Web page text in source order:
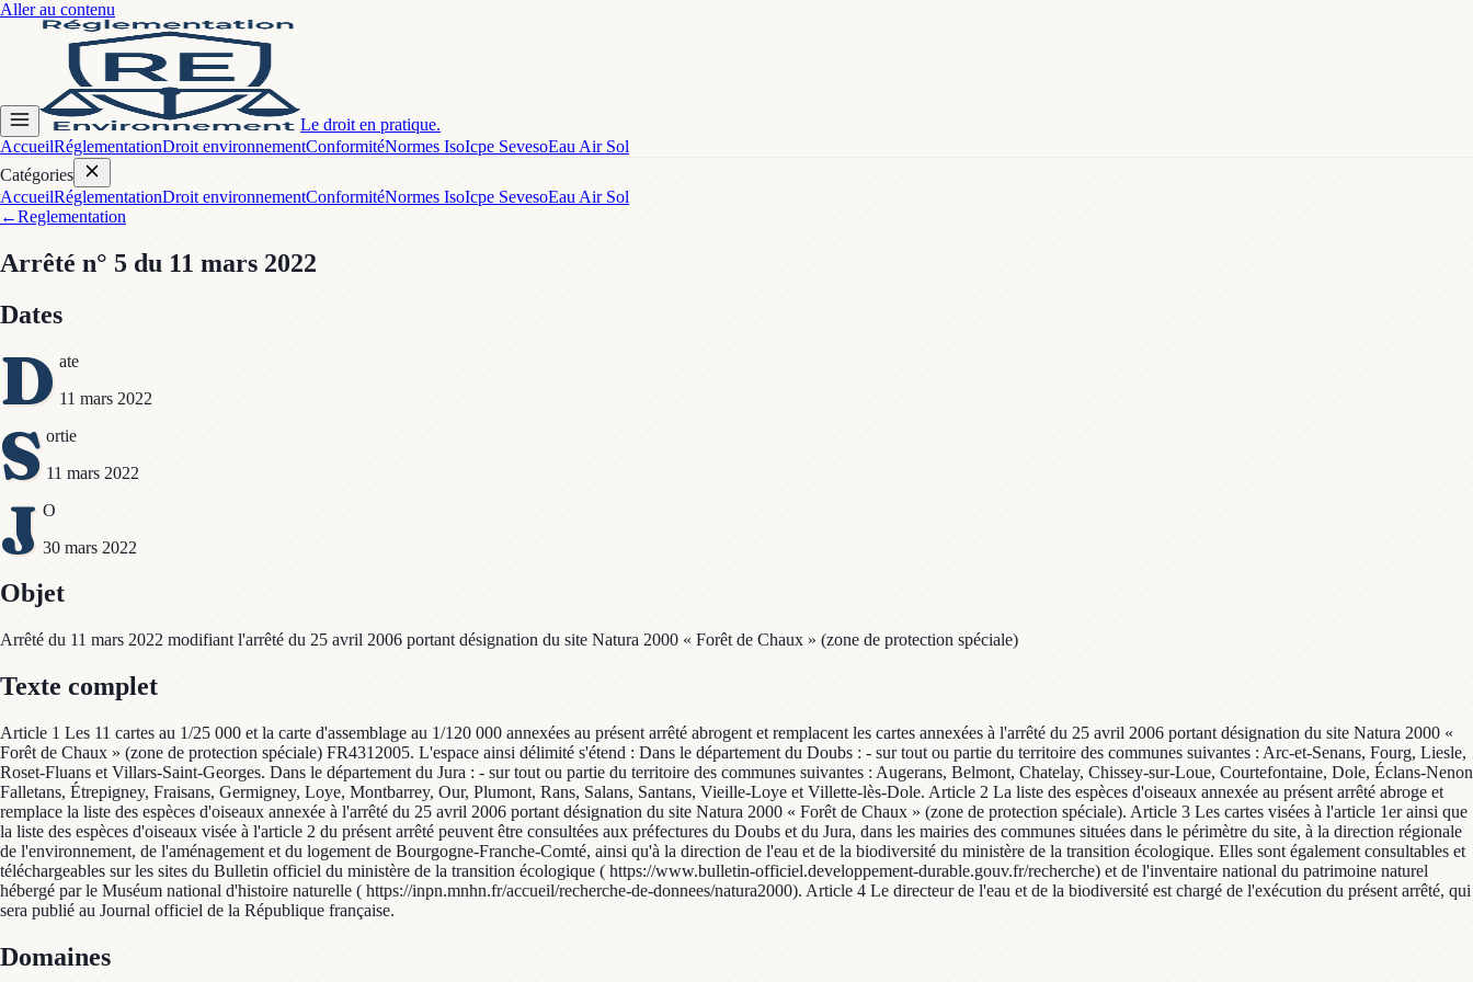
Aller au contenu
Le droit en pratique.
AccueilRéglementationDroit environnementConformitéNormes IsoIcpe SevesoEau Air Sol
Catégories
AccueilRéglementationDroit environnementConformitéNormes IsoIcpe SevesoEau Air Sol
←Reglementation
Arrêté n° 5 du 11 mars 2022
Dates
D ate
11 mars 2022
S ortie
11 mars 2022
J O
30 mars 2022
Objet
Arrêté du 11 mars 2022 modifiant l'arrêté du 25 avril 2006 portant désignation du site Natura 2000 « Forêt de Chaux » (zone de protection spéciale)
Texte complet
Article 1 Les 11 cartes au 1/25 000 et la carte d'assemblage au 1/120 000 annexées au présent arrêté abrogent et remplacent les cartes annexées à l'arrêté du 25 avril 2006 portant désignation du site Natura 2000 «
Forêt de Chaux » (zone de protection spéciale) FR4312005. L'espace ainsi délimité s'étend : Dans le département du Doubs : - sur tout ou partie du territoire des communes suivantes : Arc-et-Senans, Fourg, Liesle,
Roset-Fluans et Villars-Saint-Georges. Dans le département du Jura : - sur tout ou partie du territoire des communes suivantes : Augerans, Belmont, Chatelay, Chissey-sur-Loue, Courtefontaine, Dole, Éclans-Nenon
Falletans, Étrepigney, Fraisans, Germigney, Loye, Montbarrey, Our, Plumont, Rans, Salans, Santans, Vieille-Loye et Villette-lès-Dole. Article 2 La liste des espèces d'oiseaux annexée au présent arrêté abroge et
remplace la liste des espèces d'oiseaux annexée à l'arrêté du 25 avril 2006 portant désignation du site Natura 2000 « Forêt de Chaux » (zone de protection spéciale). Article 3 Les cartes visées à l'article 1er ainsi que
la liste des espèces d'oiseaux visée à l'article 2 du présent arrêté peuvent être consultées aux préfectures du Doubs et du Jura, dans les mairies des communes situées dans le périmètre du site, à la direction régionale
de l'environnement, de l'aménagement et du logement de Bourgogne-Franche-Comté, ainsi qu'à la direction de l'eau et de la biodiversité du ministère de la transition écologique. Elles sont également consultables et
téléchargeables sur les sites du Bulletin officiel du ministère de la transition écologique ( https://www.bulletin-officiel.developpement-durable.gouv.fr/recherche) et de l'inventaire national du patrimoine naturel
hébergé par le Muséum national d'histoire naturelle ( https://inpn.mnhn.fr/accueil/recherche-de-donnees/natura2000). Article 4 Le directeur de l'eau et de la biodiversité est chargé de l'exécution du présent arrêté, qui
sera publié au Journal officiel de la République française.
Domaines